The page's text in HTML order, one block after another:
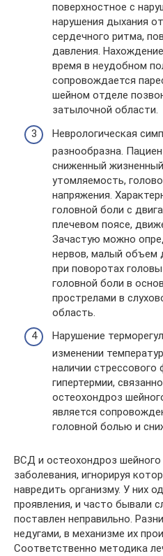
поверхностное с
нарушения дыхания
сердечного ритма,
давления.
время в неудобном
сопровождается
шейном отделе
затылочной области.
Неврологическая
разнообразна.
сниженный
утомляемость,
напряжения.
головной боли с
плечевом поясе,
Зачастую можно
нервов, малый объем
при поворотах
головной боли в
прострелами в
область.
Нарушение
изменении
наличии
гипертермии,
остеохондроз
является
головной болью и
ВСД и остеохондроз
заболевания, игнорируя
навредить организму. У них
проявления, и часто бывали
поставлен неправильно.
недугами, в механизме их
Соответственно методика